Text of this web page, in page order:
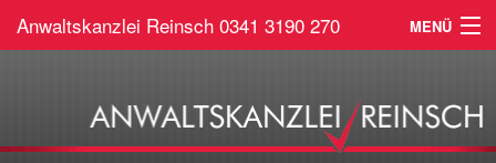
Anwaltskanzlei Reinsch 0341 3190 270 MENÜ
Arbeitsrecht